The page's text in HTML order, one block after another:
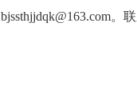
bjssthjjdqk@163.com。
宝鸡